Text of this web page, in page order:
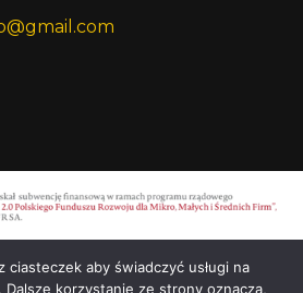
ciasteczek aby świadczyć usługi na
Dalsze korzystanie ze strony oznacza,